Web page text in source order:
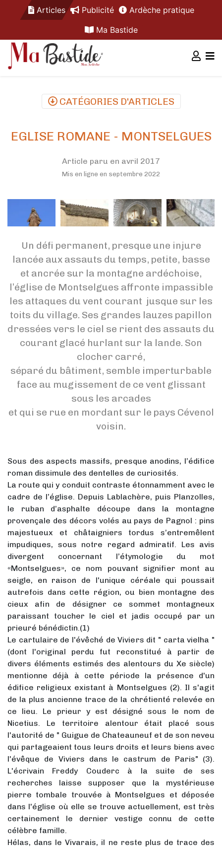
Articles Publicité
Ardèche pratique
Ma Bastide
CATÉGORIES D'ARTICLES
EGLISE ROMANE - MONTSELGUES
Article paru en avril 2017
Mis en ligne en septembre 2022
Un défi permanent, presque une injure
lancée aux assauts du temps, petite, basse
et ancrée sur la montagne ardéchoise,
l’église de Montselgues affronte impassible
les attaques du vent courant jusque sur les
toits du village. Ses grandes lauzes papillon
dressées vers le ciel se rient des assauts du
courant glacé hurlant sur la lande. Son
clocher carré,
séparé du bâtiment, semble imperturbable
face au mugissement de ce vent glissant
sous les arcades
et qui se rue en mordant sur le pays Cévenol
voisin.
Sous des aspects massifs, presque anodins, l’édifice
roman dissimule des dentelles de curiosités.
La route qui y conduit contraste étonnamment avec le
cadre de l’église. Depuis Lablachère, puis Planzolles,
le ruban d’asphalte découpe dans la montagne
provençale des décors volés au pays de Pagnol : pins
majestueux et châtaigniers tordus s’entremêlent
impudiques, sous notre regard admiratif. Les avis
divergent concernant l’étymologie du mot
«Montselgues», ce nom pouvant signifier mont au
seigle, en raison de l'unique céréale qui poussait
autrefois dans cette région, ou bien montagne des
cieux afin de désigner ce sommet montagneux
paraissant toucher le ciel et jadis occupé par un
prieuré bénédictin.(1)
Le cartulaire de l'évêché de Viviers dit " carta vielha "
(dont l'original perdu fut reconstitué à partir de
divers éléments estimés des alentours du Xe siècle)
mentionne déjà à cette période la présence d'un
édifice religieux existant à Montselgues (2). Il s'agit
de la plus ancienne trace de la chrétienté relevée en
ce lieu. Le prieur y est désigné sous le nom de
Nicetius. Le territoire alentour était placé sous
l'autorité de " Guigue de Chateauneuf et de son neveu
qui partageaient tous leurs droits et leurs biens avec
l'évêque de Viviers dans le castrum de Paris" (3).
L'écrivain Freddy Couderc à la suite de ses
recherches laisse supposer que la mystérieuse
pierre tombale trouvée à Montselgues et déposée
dans l'église où elle se trouve actuellement, est très
certainement le dernier vestige connu de cette
célèbre famille.
Hélas, dans le Vivarais, il ne reste plus de trace des